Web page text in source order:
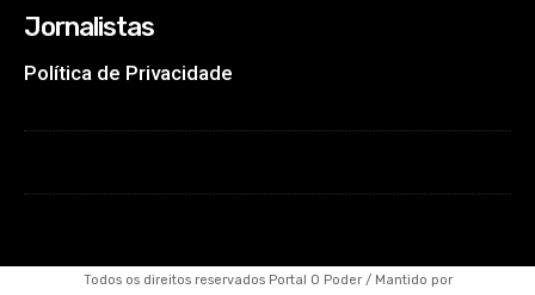
Jornalistas
Política de Privacidade
Todos os direitos reservados Portal O Poder / Mantido por